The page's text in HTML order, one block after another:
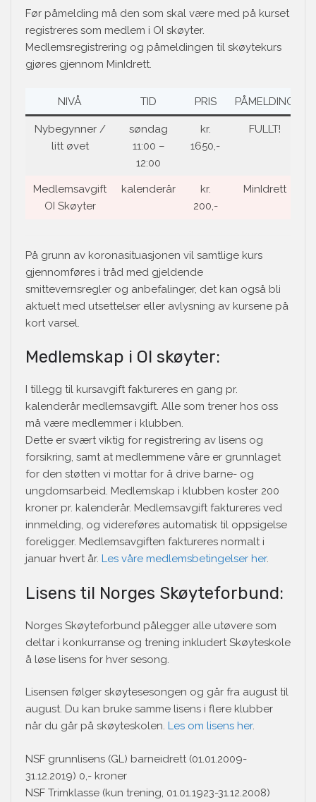
Før påmelding må den som skal være med på kurset
registreres som medlem i OI skøyter.
Medlemsregistrering og påmeldingen til skøytekurs
gjøres gjennom MinIdrett.
NIVÅ TID PRIS PÅMELDING
Nybegynner /
litt øvet
søndag
11:00 –
12:00
kr.
1650,-
FULLT!
Medlemsavgift
OI Skøyter
kalenderår
kr.
200,-
MinIdrett
På grunn av koronasituasjonen vil samtlige kurs
gjennomføres i tråd med gjeldende
smittevernsregler og anbefalinger, det kan også bli
aktuelt med utsettelser eller avlysning av kursene på
kort varsel.
Medlemskap i OI skøyter:
I tillegg til kursavgift faktureres en gang pr.
kalenderår medlemsavgift. Alle som trener hos oss
må være medlemmer i klubben.
Dette er svært viktig for registrering av lisens og
forsikring, samt at medlemmene våre er grunnlaget
for den støtten vi mottar for å drive barne- og
ungdomsarbeid. Medlemskap i klubben koster 200
kroner pr. kalenderår. Medlemsavgift faktureres ved
innmelding, og videreføres automatisk til oppsigelse
foreligger. Medlemsavgiften faktureres normalt i
januar hvert år. Les våre medlemsbetingelser her.
Lisens til Norges Skøyteforbund:
Norges Skøyteforbund pålegger alle utøvere som
deltar i konkurranse og trening inkludert Skøyteskole
å løse lisens for hver sesong.
Lisensen følger skøytesesongen og går fra august til
august. Du kan bruke samme lisens i flere klubber
når du går på skøyteskolen. Les om lisens her.
NSF grunnlisens (GL) barneidrett (01.01.2009-
31.12.2019) 0,- kroner
NSF Trimklasse (kun trening, 01.01.1923-31.12.2008)